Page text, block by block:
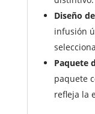
Diseño
infusión
Paquete
paquete
refleja la